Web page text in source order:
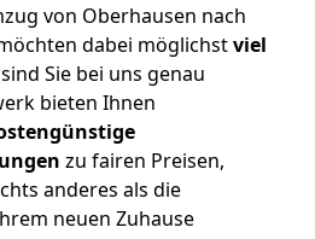
von Oberhausen nach
dabei möglichstviel
Sie bei uns genau
bieten Ihnen
zu fairen Preisen,
anderes als die
neuen Zuhause